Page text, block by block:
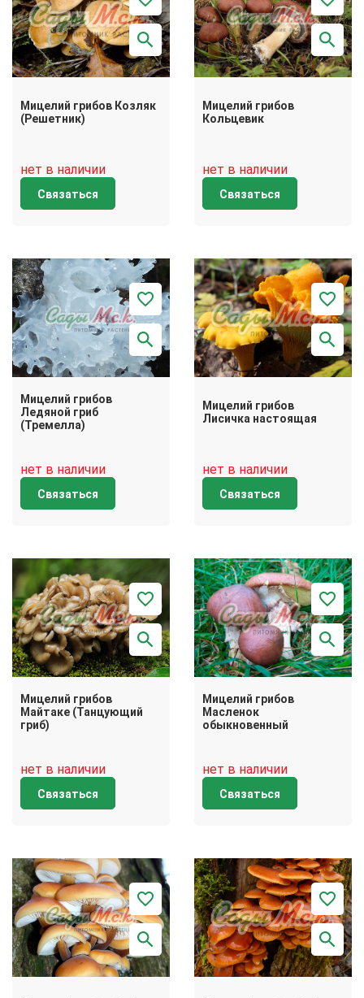
Мицелий грибов Козляк
(Решетник)
нет в наличии
Связаться
Мицелий грибов
Кольцевик
нет в наличии
Связаться
Мицелий грибов
Ледяной гриб
(Тремелла)
нет в наличии
Связаться
Мицелий грибов
Лисичка настоящая
нет в наличии
Связаться
Мицелий грибов
Майтаке (Танцующий
гриб)
нет в наличии
Связаться
Мицелий грибов
Масленок
обыкновенный
нет в наличии
Связаться